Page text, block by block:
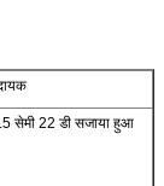
सेमी 22 डी सजाया हुआ